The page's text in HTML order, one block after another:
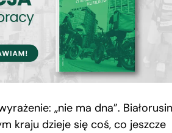
„nie ma dna”.
kraju dzieje się coś, co jeszcze